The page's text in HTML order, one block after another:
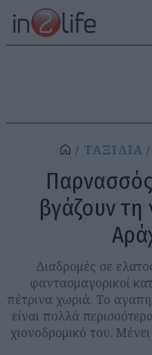
ΤΑΞΙΔΙΑ
βγάζουν
Διαδρομές σε
φαντασμαγορικοί
πέτρινα χωριά. Το
είναι πολλά
χιονοδρομικό του.